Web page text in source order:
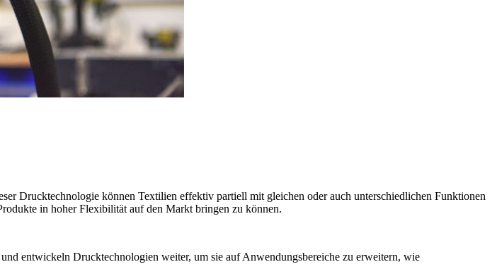
Drucktechnologie können Textilien effektiv partiell mit gleichen oder auch unterschiedlichen Funktionen
in hoher Flexibilität auf den Markt bringen zu können.
entwickeln Drucktechnologien weiter, um sie auf Anwendungsbereiche zu erweitern, wie